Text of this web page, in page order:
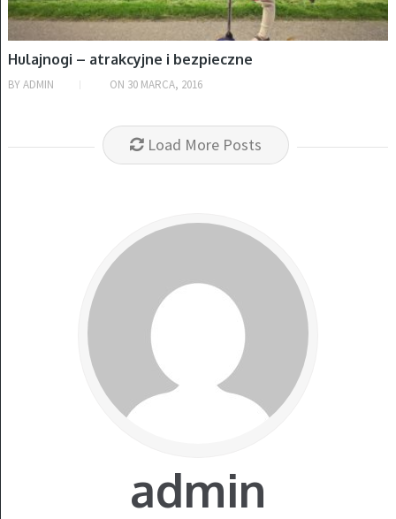
Hulajnogi – atrakcyjne i bezpieczne
BY ADMIN ON 30 MARCA, 2016
Load More Posts
admin